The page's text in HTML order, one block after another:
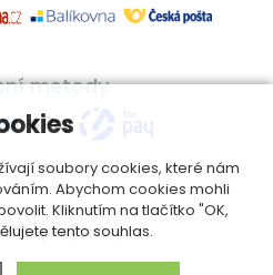
metody
soubory cookies, které nám
Abychom cookies mohli
Kliknutím na tlačítko "OK,
tento souhlas.